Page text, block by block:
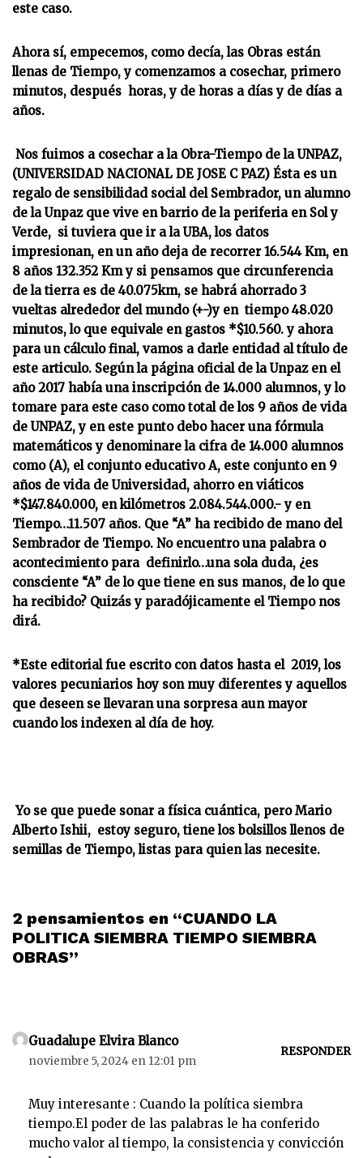
este caso.
Ahora sí, empecemos, como decía, las Obras están
llenas de Tiempo, y comenzamos a cosechar, primero
minutos, después horas, y de horas a días y de días a
años.
Nos fuimos a cosechar a la Obra-Tiempo de la UNPAZ,
(UNIVERSIDAD NACIONAL DE JOSE C PAZ) Ésta es un
regalo de sensibilidad social del Sembrador, un alumno
de la Unpaz que vive en barrio de la periferia en Sol y
Verde, si tuviera que ir a la UBA, los datos
impresionan, en un año deja de recorrer 16.544 Km, en
8 años 132.352 Km y si pensamos que circunferencia
de la tierra es de 40.075km, se habrá ahorrado 3
vueltas alrededor del mundo (+-)y en tiempo 48.020
minutos, lo que equivale en gastos *$10.560. y ahora
para un cálculo final, vamos a darle entidad al título de
este articulo. Según la página oficial de la Unpaz en el
año 2017 había una inscripción de 14.000 alumnos, y lo
tomare para este caso como total de los 9 años de vida
de UNPAZ, y en este punto debo hacer una fórmula
matemáticos y denominare la cifra de 14.000 alumnos
como (A), el conjunto educativo A, este conjunto en 9
años de vida de Universidad, ahorro en viáticos
*$147.840.000, en kilómetros 2.084.544.000.- y en
Tiempo…11.507 años. Que “A” ha recibido de mano del
Sembrador de Tiempo. No encuentro una palabra o
acontecimiento para definirlo…una sola duda, ¿es
consciente “A” de lo que tiene en sus manos, de lo que
ha recibido? Quizás y paradójicamente el Tiempo nos
dirá.
*Este editorial fue escrito con datos hasta el 2019, los
valores pecuniarios hoy son muy diferentes y aquellos
que deseen se llevaran una sorpresa aun mayor
cuando los indexen al día de hoy.
Yo se que puede sonar a física cuántica, pero Mario
Alberto Ishii, estoy seguro, tiene los bolsillos llenos de
semillas de Tiempo, listas para quien las necesite.
2 pensamientos en “CUANDO LA
POLITICA SIEMBRA TIEMPO SIEMBRA
OBRAS”
Guadalupe Elvira Blanco
noviembre 5, 2024 en 12:01 pm
RESPONDER
Muy interesante : Cuando la política siembra
tiempo.El poder de las palabras le ha conferido
mucho valor al tiempo, la consistencia y convicción